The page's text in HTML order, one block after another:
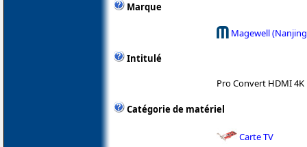
Marque
Magewell
Intitulé
Pro Convert HDMI
Catégorie de matériel
Carte TV